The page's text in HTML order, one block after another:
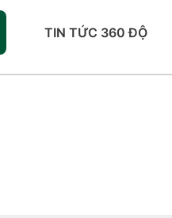
TIN TỨC 360 ĐỘ